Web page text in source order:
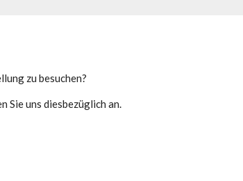
zu besuchen?
Sie uns diesbezüglich an.